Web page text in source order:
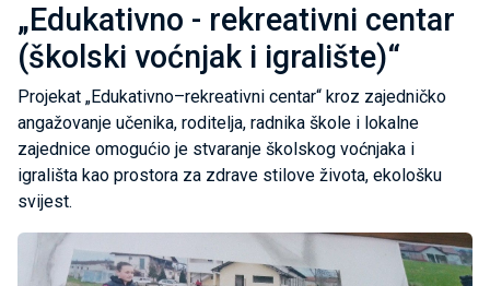
„Edukativno - rekreativni centar
(školski voćnjak i igralište)“
Projekat „Edukativno–rekreativni centar“ kroz zajedničko
angažovanje učenika, roditelja, radnika škole i lokalne
zajednice omogućio je stvaranje školskog voćnjaka i
igrališta kao prostora za zdrave stilove života, ekološku
svijest.